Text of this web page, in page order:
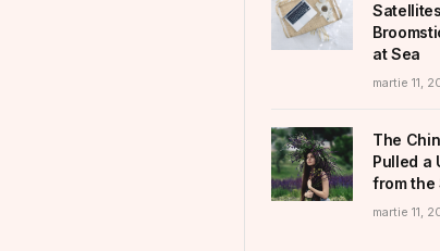
at Sea
martie 11,
The
Pulled a
from the
martie 11,